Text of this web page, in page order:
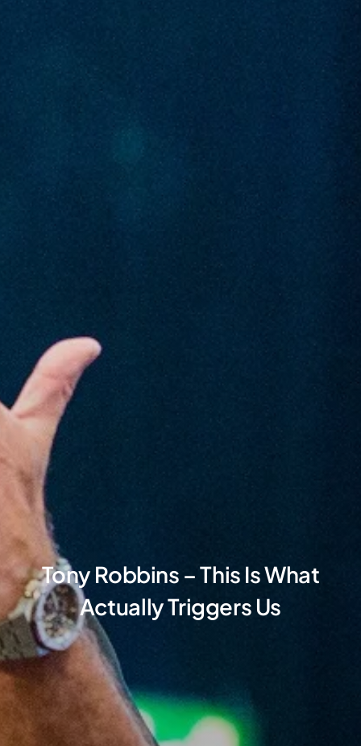
Tony Robbins – This Is What
Actually Triggers Us